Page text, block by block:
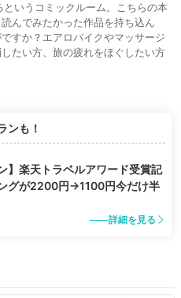
いうコミックルーム。こちらの本
んでみたかった作品を持ち込ん
すか？エアロバイクやマッサージ
たい方、旅の疲れをほぐしたい方
ンも！
】楽天トラベルアワード受賞記
グが2200円→1100円今だけ半
詳細を見る